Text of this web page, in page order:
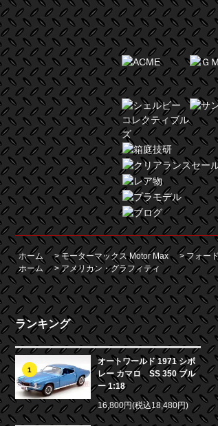
ホーム >モーターマックス Motor Max >フォー
ホーム
>アメリカン・グラフィティ
ランキング
1
オートワールド 1971 シボ
レー カマロ SS 350 ブル
ー 1:18
16,800円(税込18,480円)